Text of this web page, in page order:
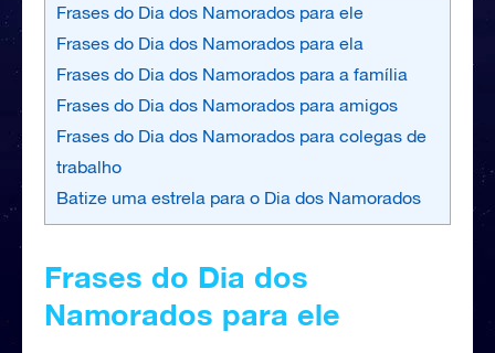
Frases do Dia dos Namorados para ele
Frases do Dia dos Namorados para ela
Frases do Dia dos Namorados para a família
Frases do Dia dos Namorados para amigos
Frases do Dia dos Namorados para colegas de
trabalho
Batize uma estrela para o Dia dos Namorados
Frases do Dia dos
Namorados para ele